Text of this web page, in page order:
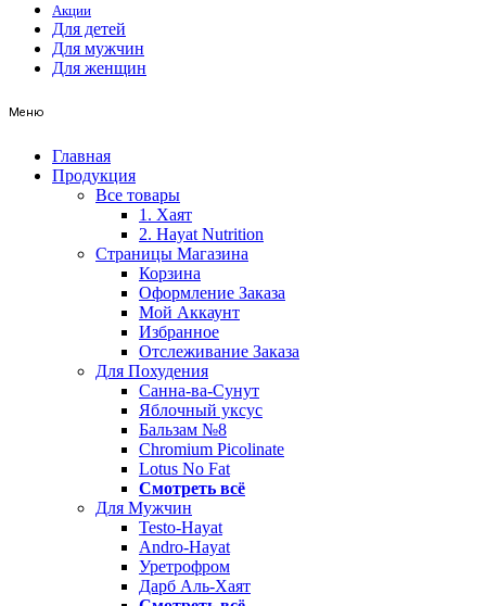
Акции
Для детей
Для мужчин
Для женщин
Меню
Главная
Продукция
Все товары
1. Хаят
2. Hayat Nutrition
Страницы Магазина
Корзина
Оформление Заказа
Мой Аккаунт
Избранное
Отслеживание Заказа
Для Похудения
Санна-ва-Сунут
Яблочный уксус
Бальзам №8
Chromium Picolinate
Lotus No Fat
Смотреть всё
Для Мужчин
Testo-Hayat
Andro-Hayat
Уретрофром
Дарб Аль-Хаят